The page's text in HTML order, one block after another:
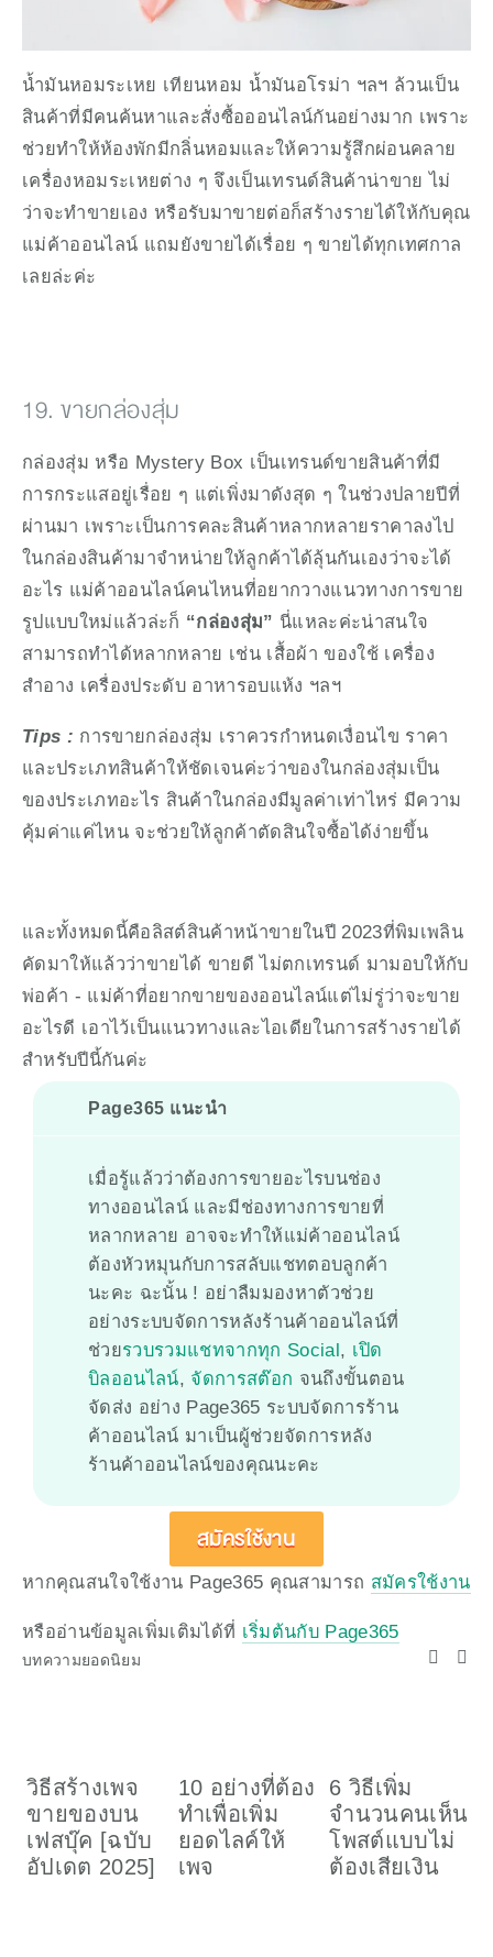
น้ำมันหอมระเหย เทียนหอม น้ำมันอโรม่า ฯลฯ ล้วนเป็น
สินค้าที่มีคนค้นหาและสั่งซื้อออนไลน์กันอย่างมาก เพราะ
ช่วยทำให้ห้องพักมีกลิ่นหอมและให้ความรู้สึกผ่อนคลาย
เครื่องหอมระเหยต่าง ๆ จึงเป็นเทรนด์สินค้าน่าขาย ไม่
ว่าจะทำขายเอง หรือรับมาขายต่อก็สร้างรายได้ให้กับคุณ
แม่ค้าออนไลน์ แถมยังขายได้เรื่อย ๆ ขายได้ทุกเทศกาล
เลยล่ะค่ะ
19. ขายกล่องสุ่ม
กล่องสุ่ม หรือ Mystery Box เป็นเทรนด์ขายสินค้าที่มี
การกระแสอยู่เรื่อย ๆ แต่เพิ่งมาดังสุด ๆ ในช่วงปลายปีที่
ผ่านมา เพราะเป็นการคละสินค้าหลากหลายราคาลงไป
ในกล่องสินค้ามาจำหน่ายให้ลูกค้าได้ลุ้นกันเองว่าจะได้
อะไร แม่ค้าออนไลน์คนไหนที่อยากวางแนวทางการขาย
รูปแบบใหม่แล้วล่ะก็ “กล่องสุ่ม” นี่แหละค่ะน่าสนใจ
สามารถทำได้หลากหลาย เช่น เสื้อผ้า ของใช้ เครื่อง
สำอาง เครื่องประดับ อาหารอบแห้ง ฯลฯ
Tips : การขายกล่องสุ่ม เราควรกำหนดเงื่อนไข ราคา
และประเภทสินค้าให้ชัดเจนค่ะว่าของในกล่องสุ่มเป็น
ของประเภทอะไร สินค้าในกล่องมีมูลค่าเท่าไหร่ มีความ
คุ้มค่าแค่ไหน จะช่วยให้ลูกค้าตัดสินใจซื้อได้ง่ายขึ้น
และทั้งหมดนี้คือลิสต์สินค้าหน้าขายในปี 2023ที่พิมเพลิน
คัดมาให้แล้วว่าขายได้ ขายดี ไม่ตกเทรนด์ มามอบให้กับ
พ่อค้า - แม่ค้าที่อยากขายของออนไลน์แต่ไม่รู่ว่าจะขาย
อะไรดี เอาไว้เป็นแนวทางและไอเดียในการสร้างรายได้
สำหรับปีนี้กันค่ะ
Page365 แนะนำ
เมื่อรู้แล้วว่าต้องการขายอะไรบนช่อง
ทางออนไลน์ และมีช่องทางการขายที่
หลากหลาย อาจจะทำให้แม่ค้าออนไลน์
ต้องหัวหมุนกับการสลับแชทตอบลูกค้า
นะคะ ฉะนั้น ! อย่าลืมมองหาตัวช่วย
อย่างระบบจัดการหลังร้านค้าออนไลน์ที่
ช่วยรวบรวมแชทจากทุก Social, เปิด
บิลออนไลน์, จัดการสต๊อก จนถึงขั้นตอน
จัดส่ง อย่าง Page365 ระบบจัดการร้าน
ค้าออนไลน์ มาเป็นผู้ช่วยจัดการหลัง
ร้านค้าออนไลน์ของคุณนะคะ
สมัครใช้งาน
หากคุณสนใจใช้งาน Page365 คุณสามารถ สมัครใช้งาน
หรืออ่านข้อมูลเพิ่มเติมได้ที่ เริ่มต้นกับ Page365
บทความยอดนิยม
วิธีสร้างเพจ
ขายของบน
เฟสบุ๊ค [ฉบับ
อัปเดต 2025]
10 อย่างที่ต้อง
ทำเพื่อเพิ่ม
ยอดไลค์ให้
เพจ
6 วิธีเพิ่ม
จำนวนคนเห็น
โพสต์แบบไม่
ต้องเสียเงิน